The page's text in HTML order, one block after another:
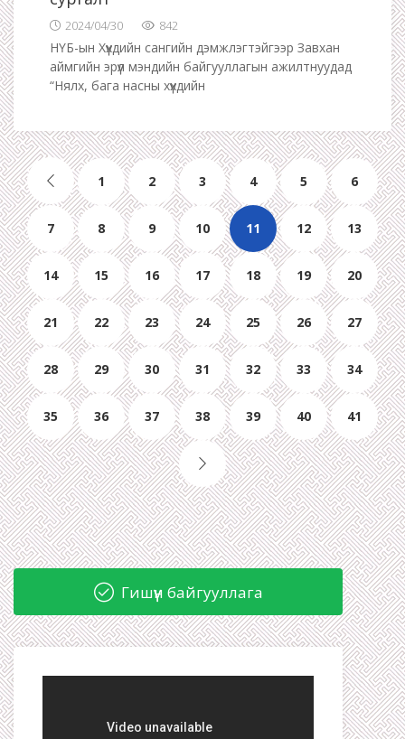
2024/04/30 842
НҮБ-ын Хүүхдийн сангийн дэмжлэгтэйгээр Завхан
аймгийн эрүүл мэндийн байгууллагын ажилтнуудад
“Нялх, бага насны хүүхдийн
1 2 3 4 5 6
7 8 9 10 11 12 13
14 15 16 17 18 19 20
21 22 23 24 25 26 27
28 29 30 31 32 33 34
35 36 37 38 39 40 41
Гишүүн байгууллага